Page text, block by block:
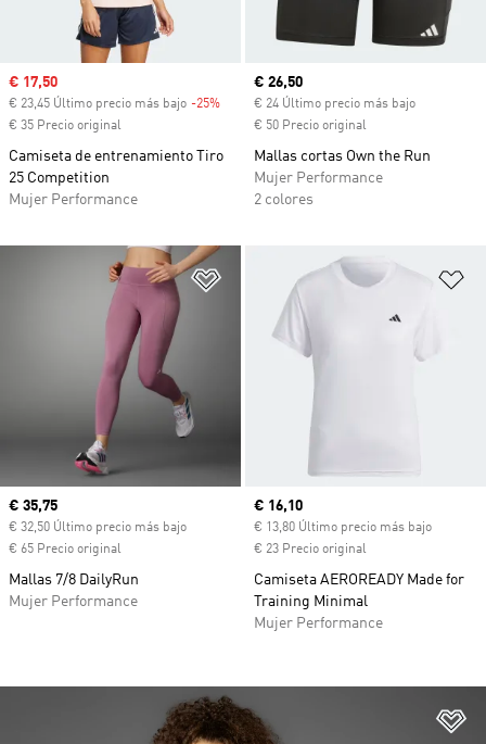
Precio de venta
€ 17,50
€ 23,45 Último precio más bajo -25% Descuento
€ 35 Precio original
Camiseta de entrenamiento Tiro
25 Competition
Mujer Performance
Precio actual
€ 26,50
€ 24 Último precio más bajo
€ 50 Precio original
Mallas cortas Own the Run
Mujer Performance
2 colores
Añadir a la lista de deseos
Precio actual
€ 35,75
€ 32,50 Último precio más bajo
€ 65 Precio original
Mallas 7/8 DailyRun
Mujer Performance
Precio actual
€ 16,10
€ 13,80 Último precio más bajo
€ 23 Precio original
Camiseta AEROREADY Made for
Training Minimal
Mujer Performance